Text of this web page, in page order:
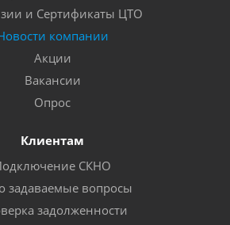
и Сертификаты ЦТО
компании
Акции
Вакансии
Опрос
Клиентам
СКНО
задаваемые вопросы
задолженности